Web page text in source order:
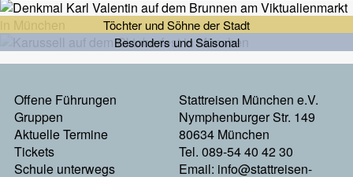
Töchter und Söhne der Stadt
Besonders und Saisonal
Footermenu
Links
Offene Führungen
Gruppen
Aktuelle Termine
Tickets
Schule unterwegs
Stattreisen München e.V.
Nymphenburger Str. 149
80634 München
Tel. 089-54 40 42 30
Email: info@stattreisen-